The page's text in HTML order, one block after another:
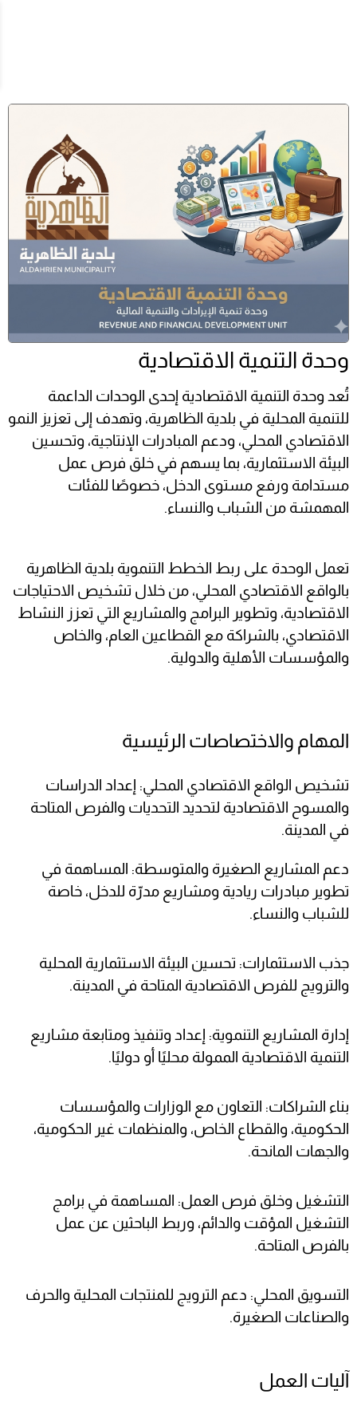
وحدة التنمية الاقتصادية
تُعد وحدة التنمية الاقتصادية إحدى الوحدات الداعمة
للتنمية المحلية في بلدية الظاهرية، وتهدف إلى تعزيز النمو
الاقتصادي المحلي، ودعم المبادرات الإنتاجية، وتحسين
البيئة الاستثمارية، بما يسهم في خلق فرص عمل
مستدامة ورفع مستوى الدخل، خصوصًا للفئات
المهمشة من الشباب والنساء.
تعمل الوحدة على ربط الخطط التنموية بلدية الظاهرية
بالواقع الاقتصادي المحلي، من خلال تشخيص الاحتياجات
الاقتصادية، وتطوير البرامج والمشاريع التي تعزز النشاط
الاقتصادي، بالشراكة مع القطاعين العام، والخاص
والمؤسسات الأهلية والدولية.
المهام والاختصاصات الرئيسية
تشخيص الواقع الاقتصادي المحلي: إعداد الدراسات
والمسوح الاقتصادية لتحديد التحديات والفرص المتاحة
في المدينة.
دعم المشاريع الصغيرة والمتوسطة: المساهمة في
تطوير مبادرات ريادية ومشاريع مدرّة للدخل، خاصة
للشباب والنساء.
جذب الاستثمارات: تحسين البيئة الاستثمارية المحلية
والترويج للفرص الاقتصادية المتاحة في المدينة.
إدارة المشاريع التنموية: إعداد وتنفيذ ومتابعة مشاريع
التنمية الاقتصادية الممولة محليًا أو دوليًا.
بناء الشراكات: التعاون مع الوزارات والمؤسسات
الحكومية، والقطاع الخاص، والمنظمات غير الحكومية،
والجهات المانحة.
التشغيل وخلق فرص العمل: المساهمة في برامج
التشغيل المؤقت والدائم، وربط الباحثين عن عمل
بالفرص المتاحة.
التسويق المحلي: دعم الترويج للمنتجات المحلية والحرف
والصناعات الصغيرة.
آليات العمل